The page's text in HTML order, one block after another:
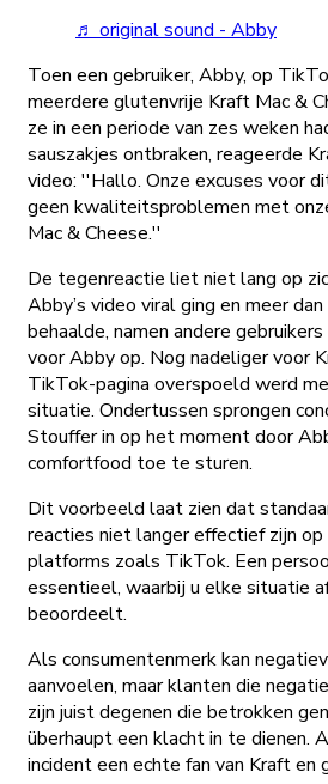
♬ original sound - Abby
Toen een gebruiker, Abby, op
meerdere glutenvrije Kraft Mac &
ze in een periode van zes weken
sauszakjes ontbraken, reageerde
video: ''Hallo. Onze excuses voor
geen kwaliteitsproblemen met
Mac & Cheese.''
De tegenreactie liet niet lang op
Abby’s video viral ging en meer
behaalde, namen andere
voor Abby op. Nog nadeliger voor
TikTok-pagina overspoeld werd
situatie. Ondertussen sprongen
Stouffer in op het moment door
comfortfood toe te sturen.
Dit voorbeeld laat zien dat
reacties niet langer effectief zijn
platforms zoals TikTok. Een
essentieel, waarbij u elke situatie
beoordeelt.
Als consumentenmerk kan
aanvoelen, maar klanten die
zijn juist degenen die betrokken
überhaupt een klacht in te dienen.
incident een echte fan van Kraft en